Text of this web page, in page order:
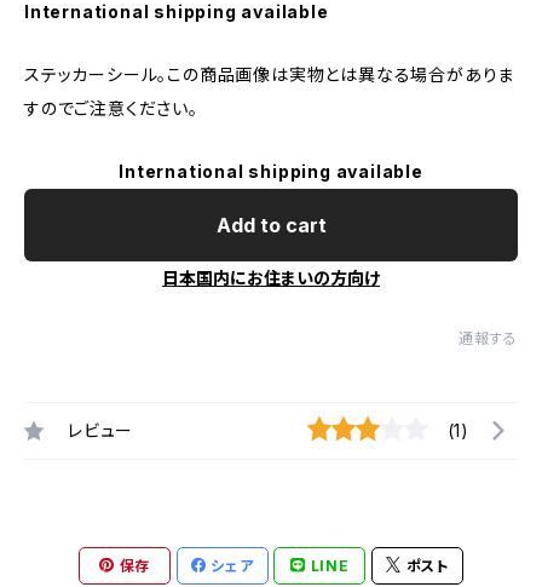
International shipping available
ステッカーシール。この商品画像は実物とは異なる場合がありま
すのでご注意ください。
International shipping available
Add to cart
日本国内にお住まいの方向け
通報する
レビュー (1)
保存 シェア LINE ポスト